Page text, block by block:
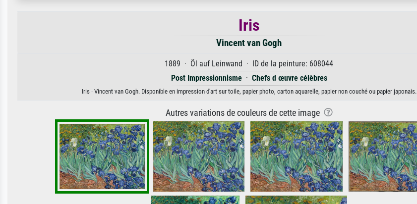
Iris
Vincent van Gogh
1889 · Öl auf Leinwand · ID de la peinture: 608044
Post Impressionnisme· Chefs d œuvre célèbres
Iris · Vincent van Gogh. Disponible en impression d'art sur toile, papier photo, carton aquarelle, papier non couché ou papier japonais.
Autres variations de couleurs de cette image